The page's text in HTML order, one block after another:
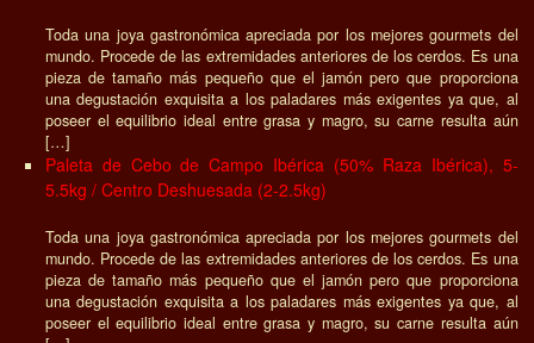
Toda una joya gastronómica apreciada por los mejores gourmets del
mundo. Procede de las extremidades anteriores de los cerdos. Es una
pieza de tamaño más pequeño que el jamón pero que proporciona
una degustación exquisita a los paladares más exigentes ya que, al
poseer el equilibrio ideal entre grasa y magro, su carne resulta aún
[…]
Paleta de Cebo de Campo Ibérica (50% Raza Ibérica), 5-
5.5kg / Centro Deshuesada (2-2.5kg)
Toda una joya gastronómica apreciada por los mejores gourmets del
mundo. Procede de las extremidades anteriores de los cerdos. Es una
pieza de tamaño más pequeño que el jamón pero que proporciona
una degustación exquisita a los paladares más exigentes ya que, al
poseer el equilibrio ideal entre grasa y magro, su carne resulta aún